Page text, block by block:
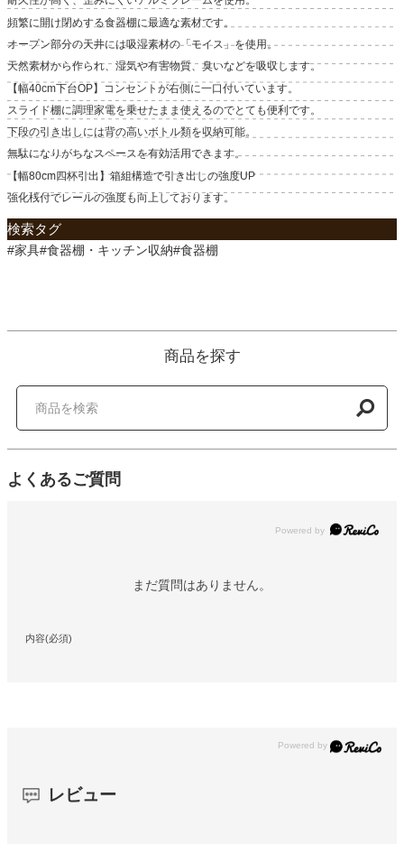
頻繁に開け閉めする食器棚に最適な素材です。
オープン部分の天井には吸湿素材の「モイス」を使用。
天然素材から作られ、湿気や有害物質、臭いなどを吸収します。
【幅40cm下台OP】コンセントが右側に一口付いています。
スライド棚に調理家電を乗せたまま使えるのでとても便利です。
下段の引き出しには背の高いボトル類を収納可能。
無駄になりがちなスペースを有効活用できます。
【幅80cm四杯引出】箱組構造で引き出しの強度UP
強化桟付でレールの強度も向上しております。
検索タグ
#家具#食器棚・キッチン収納#食器棚
商品を探す
よくあるご質問
Powered by
まだ質問はありません。
内容(必須)
レビュー